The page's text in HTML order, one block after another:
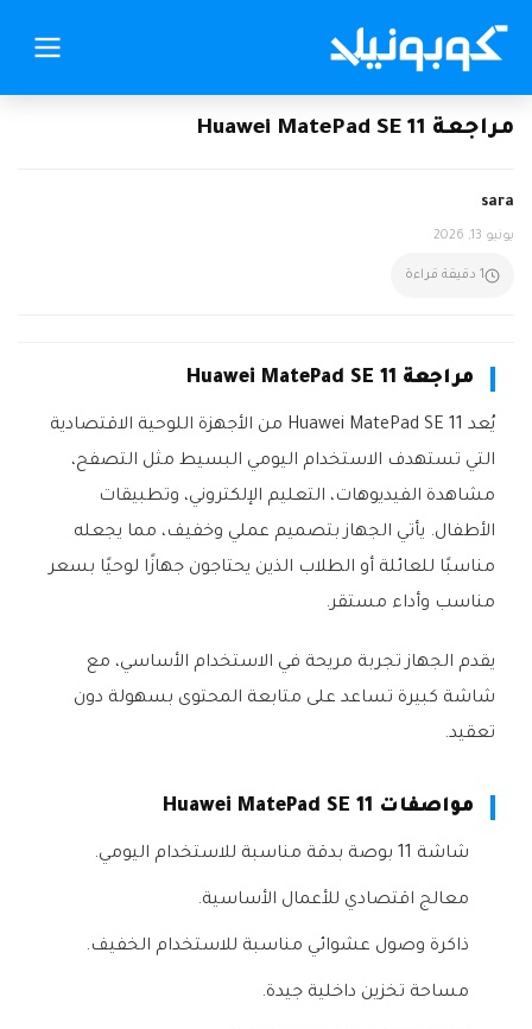
مراجعة Huawei MatePad SE 11
sara
يونيو 13, 2026
1 دقيقة قراءة
مراجعة Huawei MatePad SE 11
يُعد Huawei MatePad SE 11 من الأجهزة اللوحية الاقتصادية
التي تستهدف الاستخدام اليومي البسيط مثل التصفح،
مشاهدة الفيديوهات، التعليم الإلكتروني، وتطبيقات
الأطفال. يأتي الجهاز بتصميم عملي وخفيف، مما يجعله
مناسبًا للعائلة أو الطلاب الذين يحتاجون جهازًا لوحيًا بسعر
مناسب وأداء مستقر.
يقدم الجهاز تجربة مريحة في الاستخدام الأساسي، مع
شاشة كبيرة تساعد على متابعة المحتوى بسهولة دون
تعقيد.
مواصفات Huawei MatePad SE 11
شاشة 11 بوصة بدقة مناسبة للاستخدام اليومي.
معالج اقتصادي للأعمال الأساسية.
ذاكرة وصول عشوائي مناسبة للاستخدام الخفيف.
مساحة تخزين داخلية جيدة.